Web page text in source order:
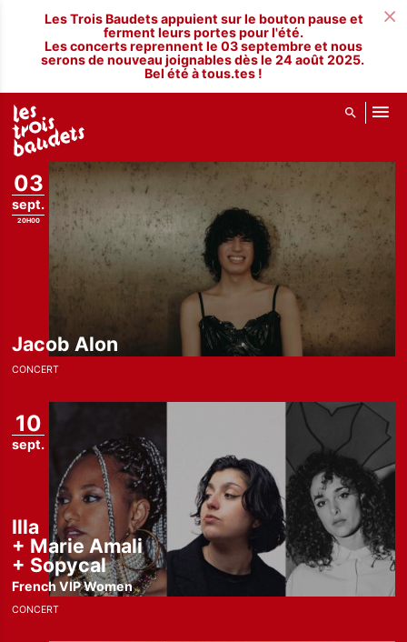
ALLER AU CONTENU PRINCIPAL
Les Trois Baudets appuient sur le bouton pause et
ferment leurs portes pour l'été.
Les concerts reprennent le 03 septembre et nous
serons de nouveau joignables dès le 24 août 2025.
Bel été à tous.tes !
03
sept.
20H00
Jacob Alon
CONCERT
10
sept.
Illa
+ Marie Amali
+ Sopycal
French VIP Women
CONCERT